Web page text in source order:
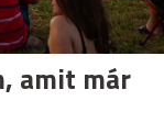
amit már